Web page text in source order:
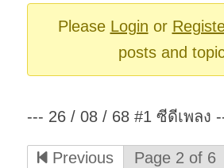
Please Login or
posts and
--- 26 / 08 / 68 #1 ซีดีเพลง
Previous Page 2 of 6